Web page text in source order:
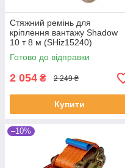
Стяжний ремінь для
кріплення вантажу Shadow
10 т 8 м (SHiz15240)
Готово до відправки
2 054 ₴ 2 249 ₴
Купити
–10%